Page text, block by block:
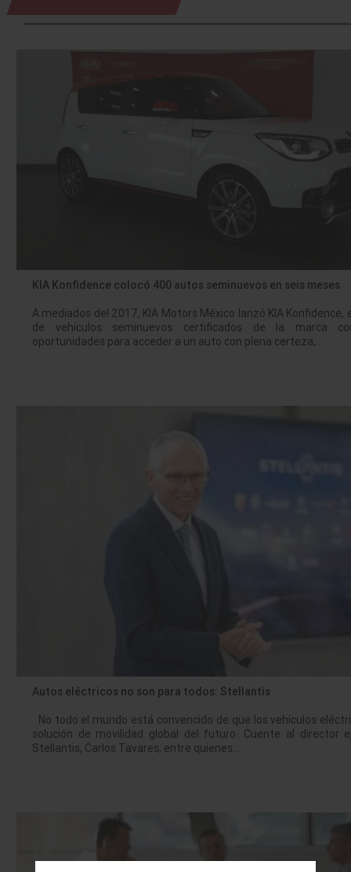
KIA Konfidence colocó 400 autos seminuevos en seis meses
A mediados del 2017, KIA Motors México lanzó KIA Konfidence,
de vehículos seminuevos certificados de la marca
oportunidades para acceder a un auto con plena certeza,…
Autos eléctricos no son para todos: Stellantis
No todo el mundo está convencido de que los vehículos
solución de movilidad global del futuro. Cuente al director
Stellantis, Carlos Tavares, entre quienes…